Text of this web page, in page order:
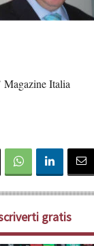
Italia
gratis